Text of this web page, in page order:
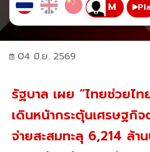
04 มิ.ย. 2569
รัฐบาล เผย “ไทยช่วย
เดินหน้ากระตุ้นเศรษฐกิ
จ่ายสะสมทะลุ 6,214 ล้า